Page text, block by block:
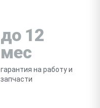
до 12
мес
гарантия на работу и
запчасти